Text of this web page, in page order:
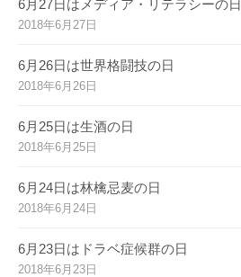
6月27日はメディア・リテラシーの日
2018年6月27日
6月26日は世界格闘技の日
2018年6月26日
6月25日は生酒の日
2018年6月25日
6月24日は林檎忌麦の日
2018年6月24日
6月23日はドラベ症候群の日
2018年6月23日